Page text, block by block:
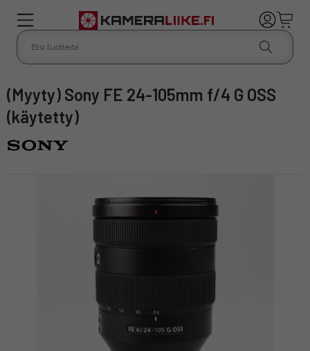
(Myyty) Sony FE 24-105mm f/4 G OSS
(käytetty)